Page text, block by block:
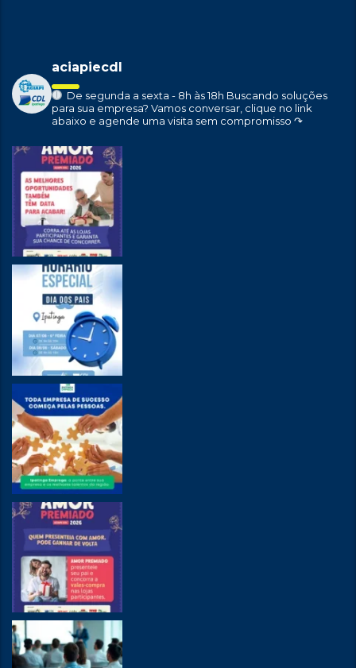
aciapiecdl
De segunda a sexta - 8h às 18h Buscando soluções
para sua empresa? Vamos conversar, clique no link
abaixo e agende uma visita sem compromisso ↷